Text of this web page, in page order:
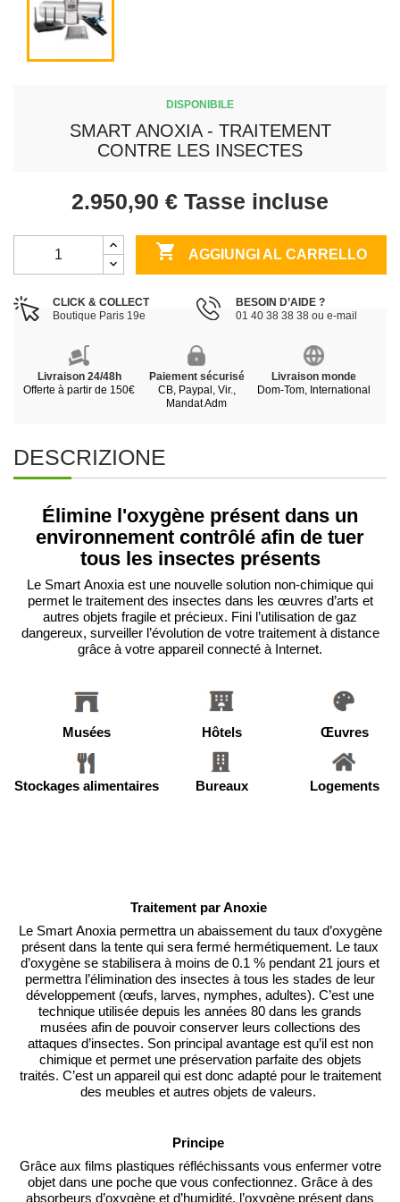
DISPONIBILE
SMART ANOXIA - TRAITEMENT
CONTRE LES INSECTES
2.950,90 € Tasse incluse
 AGGIUNGI AL CARRELLO
CLICK & COLLECT
Boutique Paris 19e
BESOIN D’AIDE ?
01 40 38 38 38 ou e-mail
Livraison 24/48h
Offerte à partir de 150€
Paiement sécurisé
CB, Paypal, Vir.,
Mandat Adm
Livraison monde
Dom-Tom, International
DESCRIZIONE
Élimine l'oxygène présent dans un
environnement contrôlé afin de tuer
tous les insectes présents
Le Smart Anoxia est une nouvelle solution non-chimique qui
permet le traitement des insectes dans les œuvres d’arts et
autres objets fragile et précieux. Fini l’utilisation de gaz
dangereux, surveiller l’évolution de votre traitement à distance
grâce à votre appareil connecté à Internet.
Musées Hôtels Œuvres
Stockages alimentaires Bureaux Logements
Traitement par Anoxie
Le Smart Anoxiapermettra un abaissement du taux d’oxygène
présent dans la tente qui sera fermé hermétiquement. Le taux
d’oxygène se stabilisera à moins de 0.1 % pendant 21 jours et
permettra l’élimination des insectes à tous les stades de leur
développement (œufs, larves, nymphes, adultes). C’est une
technique utilisée depuis les années 80 dans les grands
musées afin de pouvoir conserver leurs collections des
attaques d’insectes. Son principal avantage est qu’il est non
chimique et permet une préservation parfaite des objets
traités. C’est un appareil qui est donc adapté pour le traitement
des meubles et autres objets de valeurs.
Principe
Grâce aux films plastiques réfléchissants vous enfermer votre
objet dans une poche que vous confectionnez. Grâce à des
absorbeurs d’oxygène et d’humidité, l’oxygène présent dans